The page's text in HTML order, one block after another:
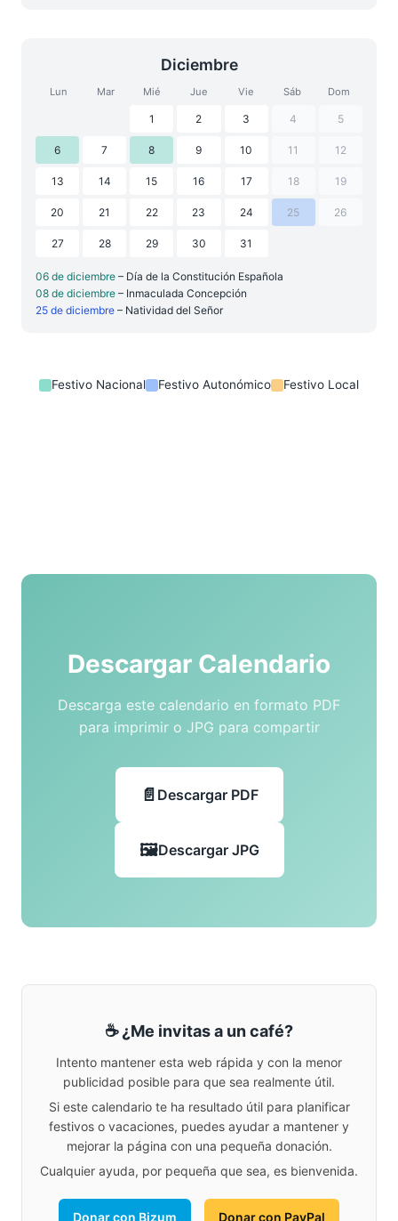
Diciembre
Lun Mar Mié Jue Vie Sáb Dom
1 2 3 4 5
6 7 8 9 10 11 12
13 14 15 16 17 18 19
20 21 22 23 24 25 26
27 28 29 30 31
06 de diciembre – Día de la Constitución Española
08 de diciembre – Inmaculada Concepción
25 de diciembre – Natividad del Señor
Festivo Nacional Festivo Autonómico Festivo Local
Descargar Calendario
Descarga este calendario en formato PDF
para imprimir o JPG para compartir
Descargar PDF
Descargar JPG
☕ ¿Me invitas a un café?
Intento mantener esta web rápida y con la menor
publicidad posible para que sea realmente útil.
Si este calendario te ha resultado útil para planificar
festivos o vacaciones, puedes ayudar a mantener y
mejorar la página con una pequeña donación.
Cualquier ayuda, por pequeña que sea, es bienvenida.
Donar con Bizum Donar con PayPal